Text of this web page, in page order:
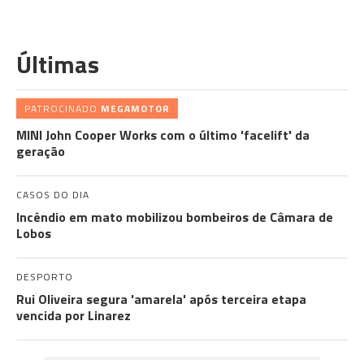
Últimas
PATROCINADO MEGAMOTOR
MINI John Cooper Works com o último 'facelift' da
geração
CASOS DO DIA
Incêndio em mato mobilizou bombeiros de Câmara de
Lobos
DESPORTO
Rui Oliveira segura 'amarela' após terceira etapa
vencida por Linarez